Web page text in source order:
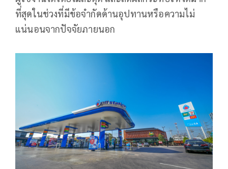
ที่สุดในช่วงที่มีข้อจำกัดด้านอุปทานหรือความไม่
แน่นอนจากปัจจัยภายนอก